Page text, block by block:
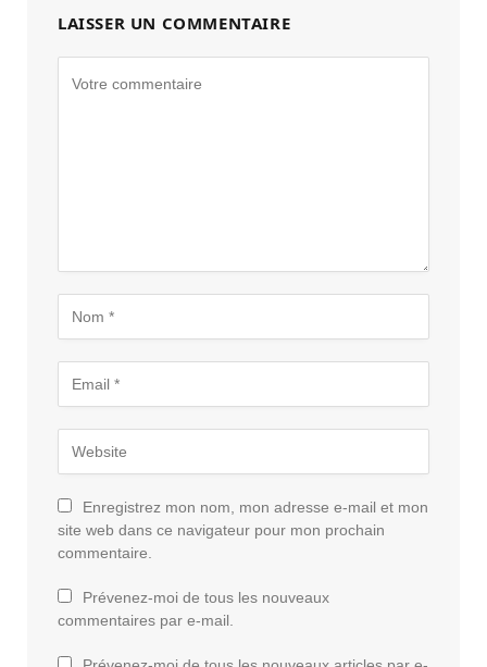
LAISSER UN COMMENTAIRE
Enregistrez mon nom, mon adresse e-mail et mon
site web dans ce navigateur pour mon prochain
commentaire.
Prévenez-moi de tous les nouveaux
commentaires par e-mail.